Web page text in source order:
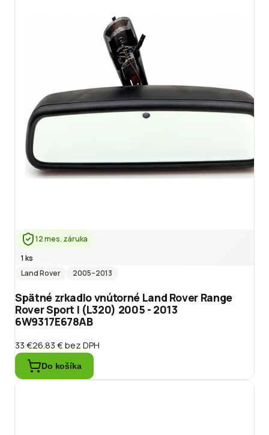
12 mes. záruka
1 ks
Land Rover
2005–2013
Spätné zrkadlo vnútorné Land Rover Range
Rover Sport I (L320) 2005 - 2013
6W9317E678AB
33 €26.83 €bez DPH
Do košíka